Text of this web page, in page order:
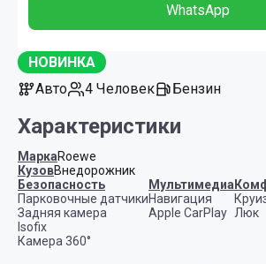
WhatsApp
НОВИНКА
Авто
4 Человек Бензин
Характеристики
МаркаRoewe
КузовВнедорожник
Безопасность
Парковочные датчики
Задняя камера
Isofix
Камера 360°
Мультимедиа
Навигация
Apple CarPlay Люк